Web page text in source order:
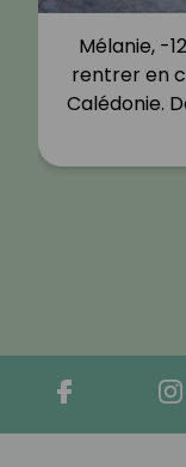
Mélanie, -
rentrer en
Calédonie.